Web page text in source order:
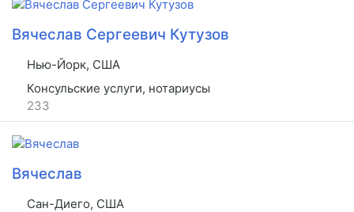
Вячеслав Сергеевич Кутузов
Нью-Йорк, США
Консульские услуги, нотариусы
233
Вячеслав
Сан-Диего, США